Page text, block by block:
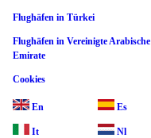
Flughäfen in Türkei
Flughäfen in Vereinigte Arabische
Emirate
Cookies
En Es
It Nl